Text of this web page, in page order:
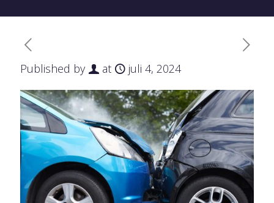
Published by at juli 4, 2024